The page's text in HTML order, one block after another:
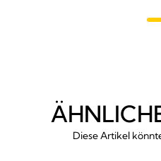
Diese Artikel